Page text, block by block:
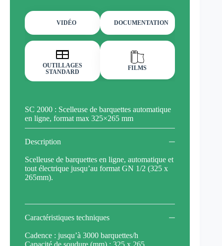
VIDÉO DOCUMENTATION
OUTILLAGES
STANDARD
FILMS
SC 2000 : Scelleuse de barquettes automatique
en ligne, format max 325×265 mm
Description
Scelleuse de barquettes en ligne, automatique et
tout électrique jusqu’au format GN 1/2 (325 x
265mm).
Caractéristiques techniques
Cadence : jusqu’à 3000 barquettes/h